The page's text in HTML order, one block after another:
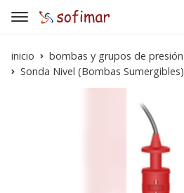
inicio
bombas y grupos de presión
Sonda Nivel (Bombas Sumergibles)